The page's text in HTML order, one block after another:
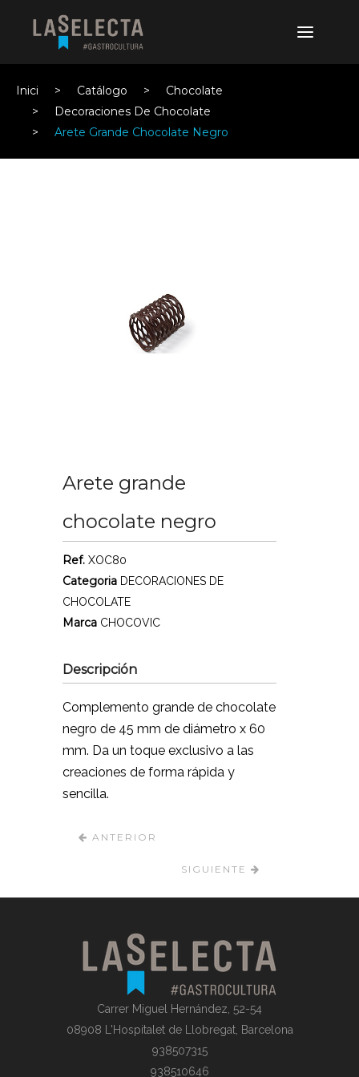
Inici Catálogo
Chocolate
Decoraciones De Chocolate
Arete Grande Chocolate Negro
Arete grande
chocolate negro
Ref.XOC80
Categoria DECORACIONES DE
CHOCOLATE
Marca CHOCOVIC
Descripción
Complemento grande de chocolate
negro de 45 mm de diámetro x 60
mm. Da un toque exclusivo a las
creaciones de forma rápida y
sencilla.
ANTERIOR
SIGUIENTE
Carrer Miguel Hernández, 52-54
08908 L'Hospitalet de Llobregat, Barcelona
938507315
938510646